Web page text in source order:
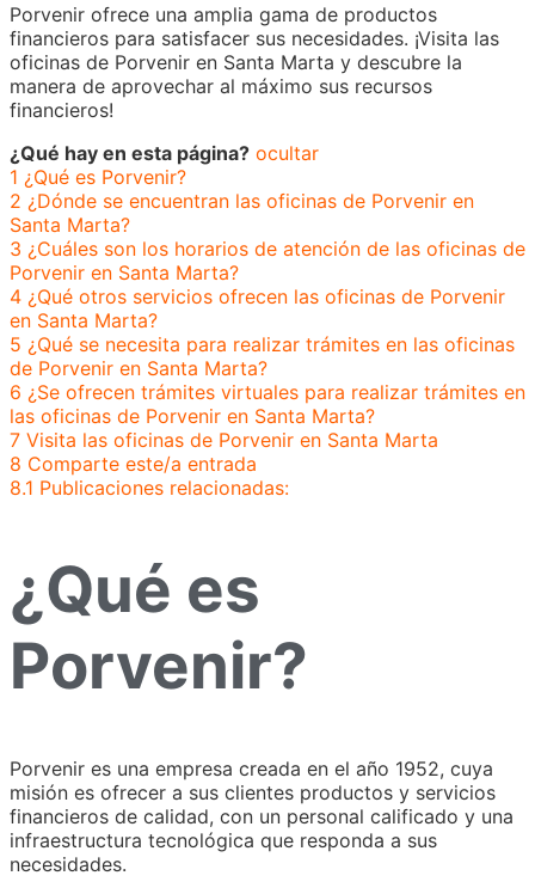
Porvenir ofrece una amplia gama de productos
financieros para satisfacer sus necesidades. ¡Visita las
oficinas de Porvenir en Santa Marta y descubre la
manera de aprovechar al máximo sus recursos
financieros!
¿Qué hay en esta página? ocultar
1 ¿Qué es Porvenir?
2 ¿Dónde se encuentran las oficinas de Porvenir en
Santa Marta?
3 ¿Cuáles son los horarios de atención de las oficinas de
Porvenir en Santa Marta?
4 ¿Qué otros servicios ofrecen las oficinas de Porvenir
en Santa Marta?
5 ¿Qué se necesita para realizar trámites en las oficinas
de Porvenir en Santa Marta?
6 ¿Se ofrecen trámites virtuales para realizar trámites en
las oficinas de Porvenir en Santa Marta?
7 Visita las oficinas de Porvenir en Santa Marta
8 Comparte este/a entrada
8.1 Publicaciones relacionadas:
¿Qué es
Porvenir?
Porvenir es una empresa creada en el año 1952, cuya
misión es ofrecer a sus clientes productos y servicios
financieros de calidad, con un personal calificado y una
infraestructura tecnológica que responda a sus
necesidades.